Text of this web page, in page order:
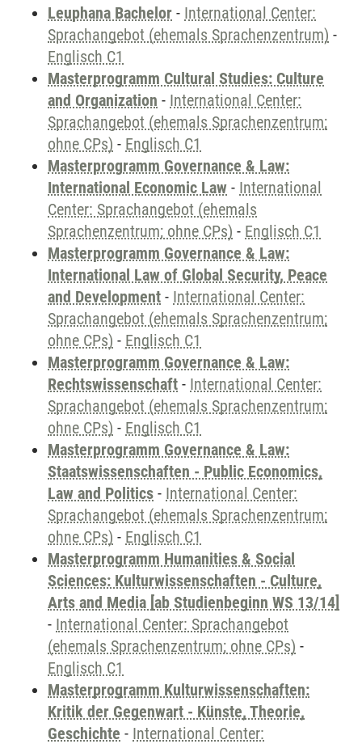
Leuphana Bachelor - International Center:
Sprachangebot (ehemals Sprachenzentrum) -
Englisch C1
Masterprogramm Cultural Studies: Culture
and Organization - International Center:
Sprachangebot (ehemals Sprachenzentrum;
ohne CPs) - Englisch C1
Masterprogramm Governance & Law:
International Economic Law - International
Center: Sprachangebot (ehemals
Sprachenzentrum; ohne CPs) - Englisch C1
Masterprogramm Governance & Law:
International Law of Global Security, Peace
and Development - International Center:
Sprachangebot (ehemals Sprachenzentrum;
ohne CPs) - Englisch C1
Masterprogramm Governance & Law:
Rechtswissenschaft - International Center:
Sprachangebot (ehemals Sprachenzentrum;
ohne CPs) - Englisch C1
Masterprogramm Governance & Law:
Staatswissenschaften - Public Economics,
Law and Politics - International Center:
Sprachangebot (ehemals Sprachenzentrum;
ohne CPs) - Englisch C1
Masterprogramm Humanities & Social
Sciences: Kulturwissenschaften - Culture,
Arts and Media [ab Studienbeginn WS 13/14]
- International Center: Sprachangebot
(ehemals Sprachenzentrum; ohne CPs) -
Englisch C1
Masterprogramm Kulturwissenschaften:
Kritik der Gegenwart - Künste, Theorie,
Geschichte - International Center: